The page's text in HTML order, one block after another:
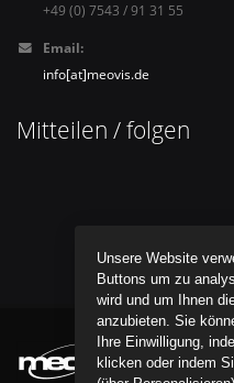
+49 (0) 7543 / 91 31 55
Email:
info[at]meovis.de
Mitteilen / folgen
Unsere Website
Buttons um zu
wird und um Ihnen
anzubieten. Sie
Ihre Einwilligung,
klicken oder indem